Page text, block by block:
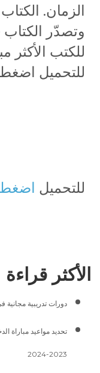
الزمان.
وتصدّر الكتاب
للكتب الأكثر
للتحميل اضغط
للتحميل اضغط
الأكثر قراءة
دورات تدريبية مجانية
تحديد مواعيد مباراة
2023-2024